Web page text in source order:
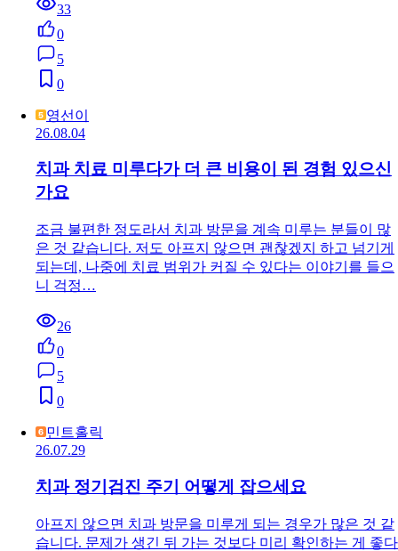
33
0
5
0
영선이
26.08.04
치과 치료 미루다가 더 큰 비용이 된 경험 있으신
가요
조금 불편한 정도라서 치과 방문을 계속 미루는 분들이 많
은 것 같습니다. 저도 아프지 않으면 괜찮겠지 하고 넘기게
되는데, 나중에 치료 범위가 커질 수 있다는 이야기를 들으
니 걱정…
26
0
5
0
민트홀릭
26.07.29
치과 정기검진 주기 어떻게 잡으세요
아프지 않으면 치과 방문을 미루게 되는 경우가 많은 것 같
습니다. 문제가 생긴 뒤 가는 것보다 미리 확인하는 게 좋다